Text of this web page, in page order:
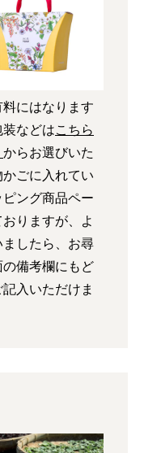
にはなります
などはこちら
からお選びいた
ごに入れてい
ング商品ペー
りますが、よ
したら、お尋
備考欄にもど
入いただけま